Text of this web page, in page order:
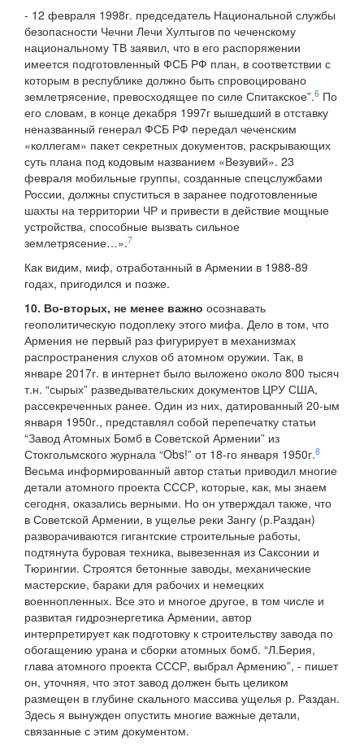
- 12 февраля 1998г. председатель Национальной службы
безопасности Чечни Лечи Хултыгов по чеченскому
национальному ТВ заявил, что в его распоряжении
имеется подготовленный ФСБ РФ план, в соответствии с
которым в республике должно быть спровоцировано
землетрясение, превосходящее по силе Спитакское”.6 По
его словам, в конце декабря 1997г вышедший в отставку
неназванный генерал ФСБ РФ передал чеченским
«коллегам» пакет секретных документов, раскрывающих
суть плана под кодовым названием «Везувий». 23
февраля мобильные группы, созданные спецслужбами
России, должны спуститься в заранее подготовленные
шахты на территории ЧР и привести в действие мощные
устройства, способные вызвать сильное
землетрясение…».7
Как видим, миф, отработанный в Армении в 1988-89
годах, пригодился и позже.
10. Во-вторых, не менее важно осознавать
геополитическую подоплеку этого мифа. Дело в том, что
Армения не первый раз фигурирует в механизмах
распространения слухов об атомном оружии. Так, в
январе 2017г. в интернет было выложено около 800 тысяч
т.н. “сырых” разведывательских документов ЦРУ США,
рассекреченных ранее. Один из них, датированный 20-ым
января 1950г., представлял собой перепечатку статьи
“Завод Атомных Бомб в Советской Армении” из
Стокгольмского журнала “Obs!” от 18-го января 1950г.8
Весьма информированный автор статьи приводил многие
детали атомного проекта СССР, которые, как, мы знаем
сегодня, оказались верными. Но он утверждал также, что
в Советской Армении, в ущелье реки Зангу (р.Раздан)
разворачиваются гигантские строительные работы,
подтянута буровая техника, вывезенная из Саксонии и
Тюрингии. Строятся бетонные заводы, механические
мастерские, бараки для рабочих и немецких
военнопленных. Все это и многое другое, в том числе и
развитая гидроэнергетика Армении, автор
интерпретирует как подготовку к строительству завода по
обогащению урана и сборки атомных бомб. “Л.Берия,
глава атомного проекта СССР, выбрал Армению”, - пишет
он, уточняя, что этот завод должен быть целиком
размещен в глубине скального массива ущелья р. Раздан.
Здесь я вынужден опустить многие важные детали,
связанные с этим документом.